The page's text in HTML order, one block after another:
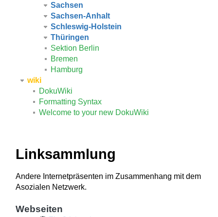
Sachsen
Sachsen-Anhalt
Schleswig-Holstein
Thüringen
Sektion Berlin
Bremen
Hamburg
wiki
DokuWiki
Formatting Syntax
Welcome to your new DokuWiki
Linksammlung
Andere Internetpräsenten im Zusammenhang mit dem
Asozialen Netzwerk.
Webseiten